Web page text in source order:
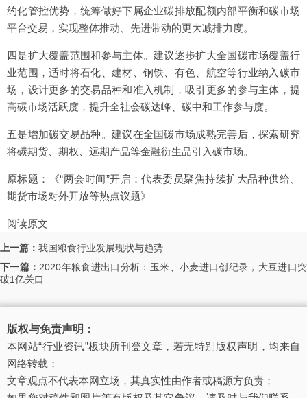
约化管控优势，统筹做好下属企业碳排放配额内部平衡和碳市场
平台交易，实现整体推动、先进带动的更大减排力度。
四是扩大覆盖范围和参与主体。建议逐步扩大全国碳市场覆盖行
业范围，适时将石化、建材、钢铁、有色、航空等行业纳入碳市
场，设计更多的交易品种和准入机制，吸引更多的参与主体，提
高碳市场活跃度，提升全社会碳达峰、碳中和工作参与度。
五是增加碳交易品种。建议在全国碳市场成熟完善后，探索研究
将碳期货、期权、远期产品等金融衍生品引入碳市场。
原标题：《“两会时间”开启：代表委员聚焦持续扩大品种供给、
期货市场对外开放等热点议题》
阅读原文
上一篇： 我国粮食行业发展现状与趋势
下一篇： 2020年粮食进出口分析：玉米、小麦进口创纪录，大豆进口突
破1亿关口
版权与免责声明：
本网站“行业资讯”板块所刊登文章，若无特别版权声明，均来自
网络转载；
文章观点不代表本网立场，其真实性由作者或稿源方负责；